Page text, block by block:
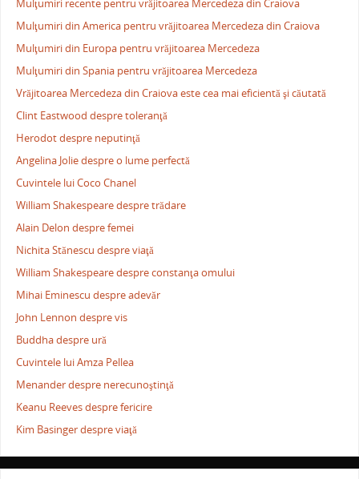
Mulţumiri recente pentru vrăjitoarea Mercedeza din Craiova
Mulţumiri din America pentru vrăjitoarea Mercedeza din Craiova
Mulţumiri din Europa pentru vrăjitoarea Mercedeza
Mulţumiri din Spania pentru vrăjitoarea Mercedeza
Vrăjitoarea Mercedeza din Craiova este cea mai eficientă şi căutată
Clint Eastwood despre toleranţă
Herodot despre neputinţă
Angelina Jolie despre o lume perfectă
Cuvintele lui Coco Chanel
William Shakespeare despre trădare
Alain Delon despre femei
Nichita Stănescu despre viaţă
William Shakespeare despre constanţa omului
Mihai Eminescu despre adevăr
John Lennon despre vis
Buddha despre ură
Cuvintele lui Amza Pellea
Menander despre nerecunoştinţă
Keanu Reeves despre fericire
Kim Basinger despre viaţă